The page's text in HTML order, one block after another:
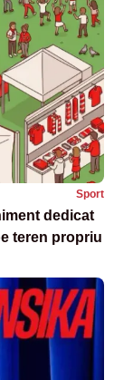
Sport
dedicat
teren propriu